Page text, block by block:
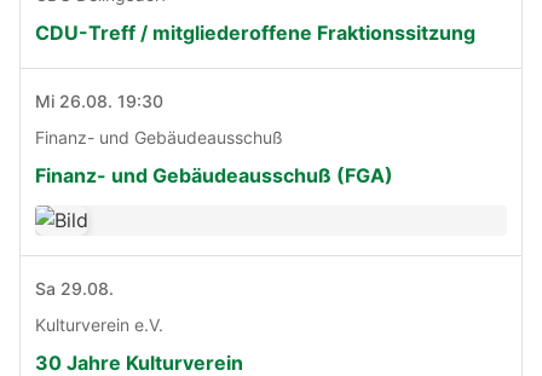
CDU-Treff / mitgliederoffene Fraktionssitzung
Mi 26.08. 19:30
Finanz- und Gebäudeausschuß
Finanz- und Gebäudeausschuß (FGA)
Sa 29.08.
Kulturverein e.V.
30 Jahre Kulturverein